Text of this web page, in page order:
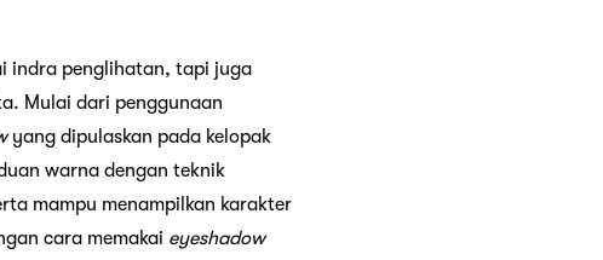
indra penglihatan, tapi juga
Mulai dari penggunaan
yang dipulaskan pada kelopak
warna dengan teknik
mampu menampilkan karakter
cara memakai eyeshadow